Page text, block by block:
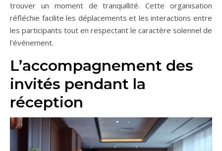
trouver un moment de tranquillité. Cette organisation
réfléchie facilite les déplacements et les interactions entre
les participants tout en respectant le caractère solennel de
l’événement.
L’accompagnement des
invités pendant la
réception